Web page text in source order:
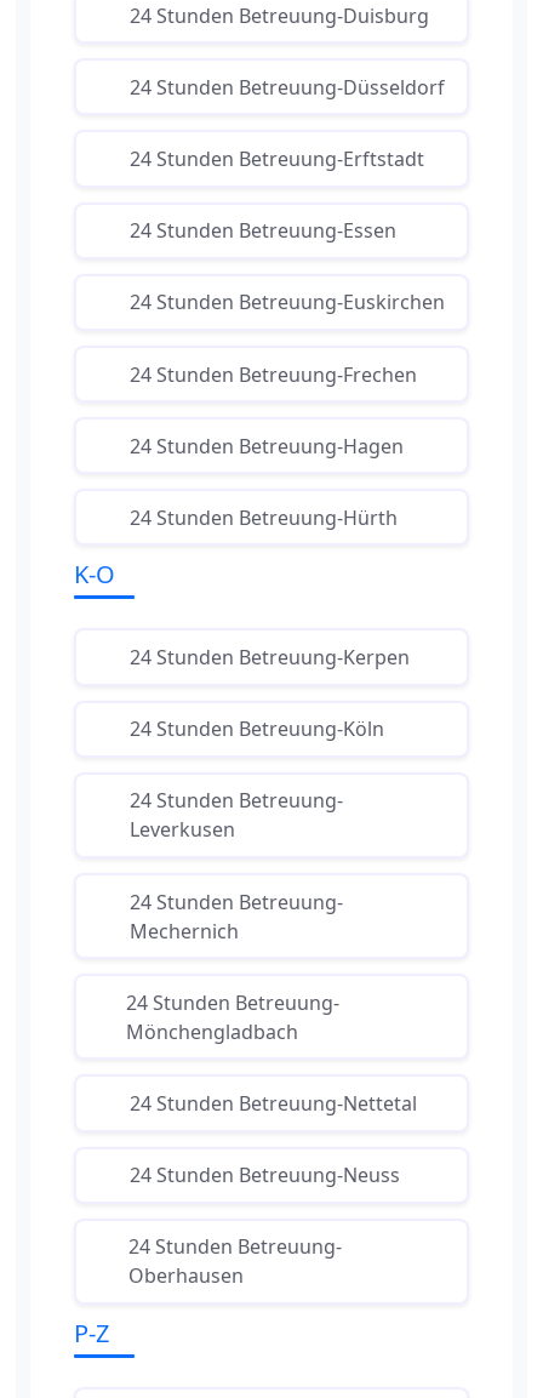
24 Stunden Betreuung-Duisburg
24 Stunden Betreuung-Düsseldorf
24 Stunden Betreuung-Erftstadt
24 Stunden Betreuung-Essen
24 Stunden Betreuung-Euskirchen
24 Stunden Betreuung-Frechen
24 Stunden Betreuung-Hagen
24 Stunden Betreuung-Hürth
K-O
24 Stunden Betreuung-Kerpen
24 Stunden Betreuung-Köln
24 Stunden Betreuung-
Leverkusen
24 Stunden Betreuung-
Mechernich
24 Stunden Betreuung-
Mönchengladbach
24 Stunden Betreuung-Nettetal
24 Stunden Betreuung-Neuss
24 Stunden Betreuung-
Oberhausen
P-Z